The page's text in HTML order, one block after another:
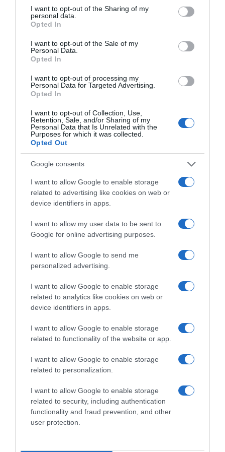
not limited to your visit or usage behaviour. You may click to
grant or deny consent to Google and its third-party tags to
use your data for below specified purposes in below Google
consent section.
I want to opt-out of the Sharing of my
personal data.
Opted In
I want to opt-out of the Sale of my
Personal Data.
Opted In
I want to opt-out of processing my
Personal Data for Targeted Advertising.
Opted In
I want to opt-out of Collection, Use,
Retention, Sale, and/or Sharing of my
Personal Data that Is Unrelated with the
Purposes for which it was collected.
Opted Out
Google consents
I want to allow Google to enable storage
related to advertising like cookies on web or
device identifiers in apps.
I want to allow my user data to be sent to
Google for online advertising purposes.
I want to allow Google to send me
personalized advertising.
I want to allow Google to enable storage
related to analytics like cookies on web or
device identifiers in apps.
I want to allow Google to enable storage
related to functionality of the website or app.
I want to allow Google to enable storage
related to personalization.
I want to allow Google to enable storage
related to security, including authentication
functionality and fraud prevention, and other
user protection.
ΔΙΕΘΝΗ